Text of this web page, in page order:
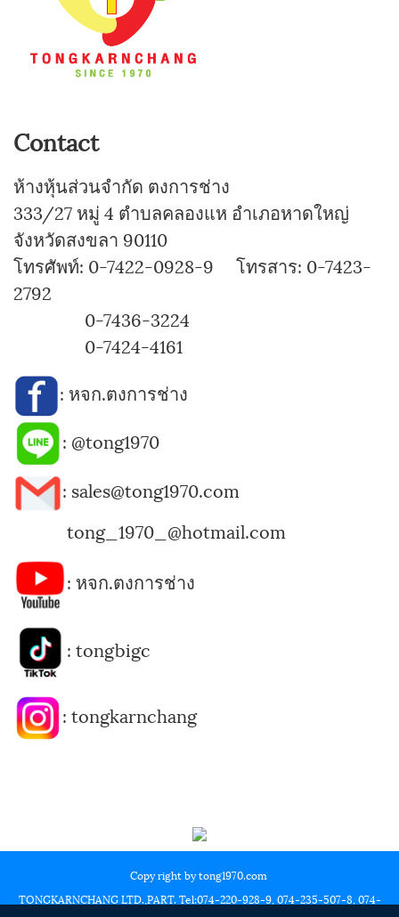
Contact
ห้างหุ้นส่วนจำกัด ตงการช่าง
333/27 หมู่ 4 ตำบลคลองแห อำเภอหาดใหญ่
จังหวัดสงขลา 90110
โทรศัพท์: 0-7422-0928-9 โทรสาร: 0-7423-
2792
0-7436-3224
0-7424-4161
: หจก.ตงการช่าง
: @tong1970
: sales@tong1970.com
tong_1970_@hotmail.com
: หจก.ตงการช่าง
: tongbigc
: tongkarnchang
Copy right by tong1970.com
TONGKARNCHANG LTD.,PART. Tel:074-220-928-9, 074-235-507-8, 074-